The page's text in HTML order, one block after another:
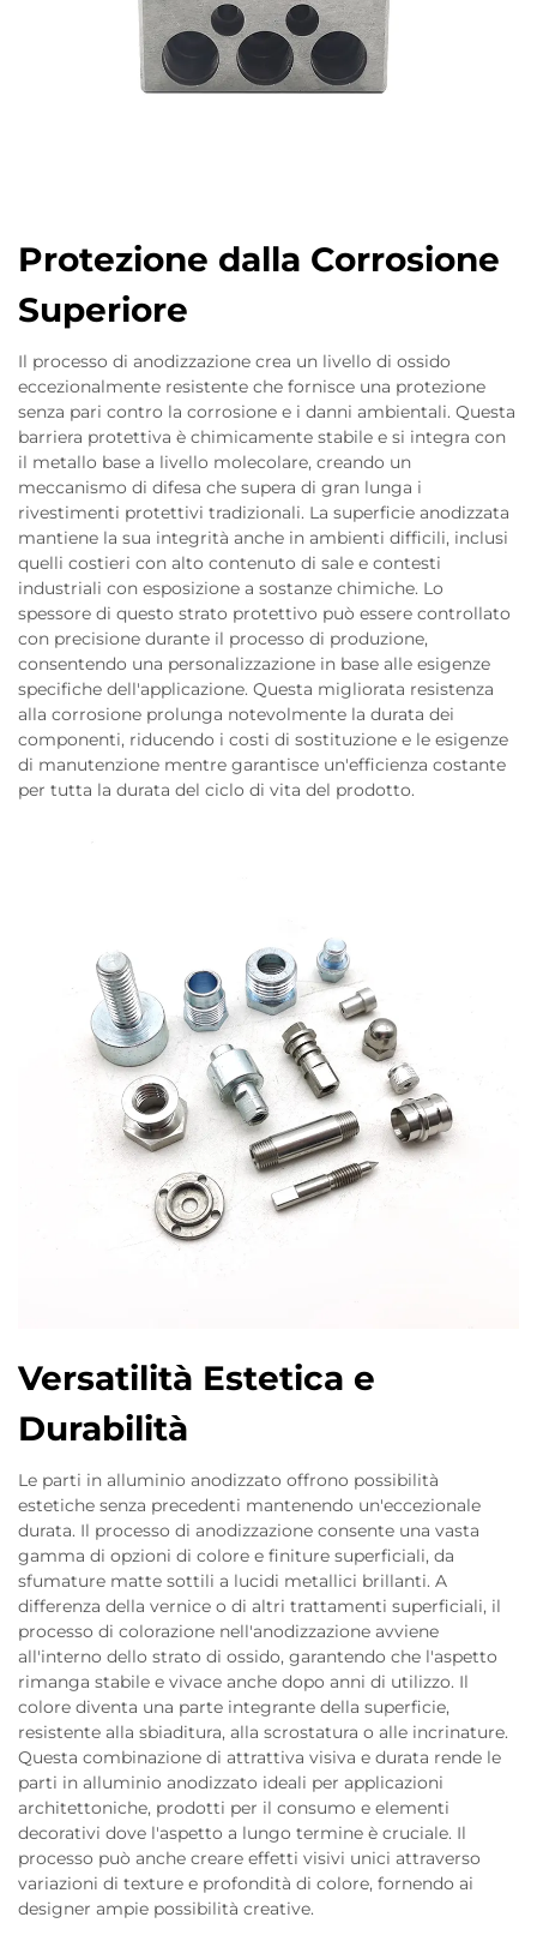
Protezione dalla Corrosione
Superiore
Il processo di anodizzazione crea un livello di ossido
eccezionalmente resistente che fornisce una protezione
senza pari contro la corrosione e i danni ambientali. Questa
barriera protettiva è chimicamente stabile e si integra con
il metallo base a livello molecolare, creando un
meccanismo di difesa che supera di gran lunga i
rivestimenti protettivi tradizionali. La superficie anodizzata
mantiene la sua integrità anche in ambienti difficili, inclusi
quelli costieri con alto contenuto di sale e contesti
industriali con esposizione a sostanze chimiche. Lo
spessore di questo strato protettivo può essere controllato
con precisione durante il processo di produzione,
consentendo una personalizzazione in base alle esigenze
specifiche dell'applicazione. Questa migliorata resistenza
alla corrosione prolunga notevolmente la durata dei
componenti, riducendo i costi di sostituzione e le esigenze
di manutenzione mentre garantisce un'efficienza costante
per tutta la durata del ciclo di vita del prodotto.
Versatilità Estetica e
Durabilità
Le parti in alluminio anodizzato offrono possibilità
estetiche senza precedenti mantenendo un'eccezionale
durata. Il processo di anodizzazione consente una vasta
gamma di opzioni di colore e finiture superficiali, da
sfumature matte sottili a lucidi metallici brillanti. A
differenza della vernice o di altri trattamenti superficiali, il
processo di colorazione nell'anodizzazione avviene
all'interno dello strato di ossido, garantendo che l'aspetto
rimanga stabile e vivace anche dopo anni di utilizzo. Il
colore diventa una parte integrante della superficie,
resistente alla sbiaditura, alla scrostatura o alle incrinature.
Questa combinazione di attrattiva visiva e durata rende le
parti in alluminio anodizzato ideali per applicazioni
architettoniche, prodotti per il consumo e elementi
decorativi dove l'aspetto a lungo termine è cruciale. Il
processo può anche creare effetti visivi unici attraverso
variazioni di texture e profondità di colore, fornendo ai
designer ampie possibilità creative.